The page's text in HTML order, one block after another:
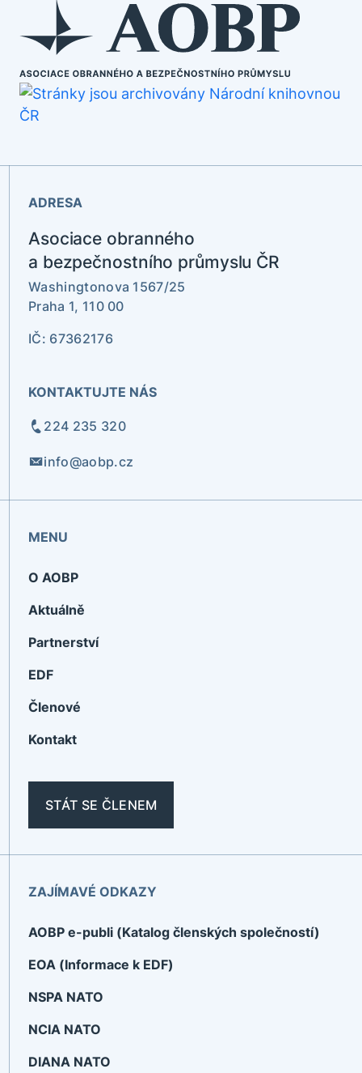
ADRESA
Asociace obranného
a bezpečnostního průmyslu ČR
Washingtonova 1567/25
Praha 1, 110 00
IČ: 67362176
KONTAKTUJTE NÁS
224 235 320
info@aobp.cz
MENU
O AOBP
Aktuálně
Partnerství
EDF
Členové
Kontakt
STÁT SE ČLENEM
ZAJÍMAVÉ ODKAZY
AOBP e-publi (Katalog členských společností)
EOA (Informace k EDF)
NSPA NATO
NCIA NATO
DIANA NATO